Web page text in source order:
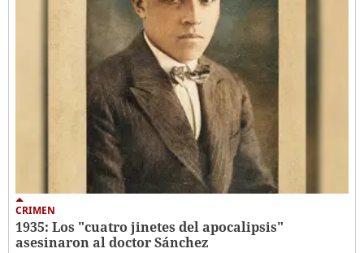
CRIMEN
1935: Los "cuatro jinetes del apocalipsis"
asesinaron al doctor Sánchez